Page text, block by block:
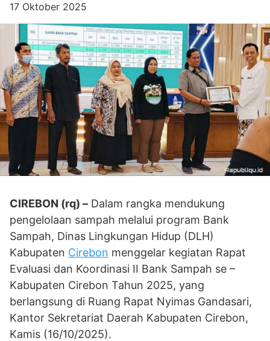
17 Oktober 2025
CIREBON (rq) – Dalam rangka mendukung
pengelolaan sampah melalui program Bank
Sampah, Dinas Lingkungan Hidup (DLH)
Kabupaten Cirebon menggelar kegiatan Rapat
Evaluasi dan Koordinasi II Bank Sampah se –
Kabupaten Cirebon Tahun 2025, yang
berlangsung di Ruang Rapat Nyimas Gandasari,
Kantor Sekretariat Daerah Kabupaten Cirebon,
Kamis (16/10/2025).